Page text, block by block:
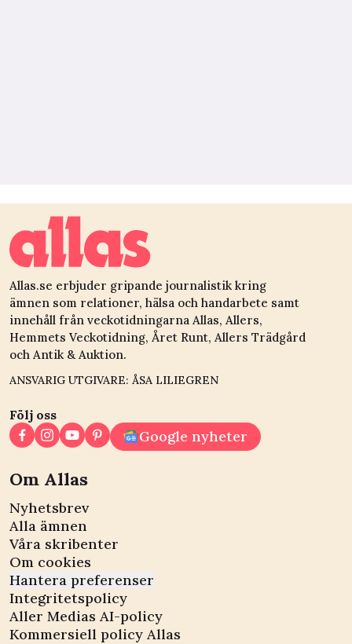
Allas.se erbjuder gripande journalistik kring
ämnen som relationer, hälsa och handarbete samt
innehåll från veckotidningarna Allas, Allers,
Hemmets Veckotidning, Året Runt, Allers Trädgård
och Antik & Auktion.
ANSVARIG UTGIVARE: ÅSA LILIEGREN
Följ oss
Google nyheter
Om Allas
Nyhetsbrev
Alla ämnen
Våra skribenter
Om cookies
Hantera preferenser
Integritetspolicy
Aller Medias AI-policy
Kommersiell policy Allas